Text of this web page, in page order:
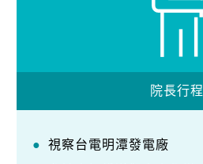
院長行程
視察台電明潭發電廠